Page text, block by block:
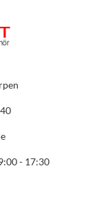
- 17:30